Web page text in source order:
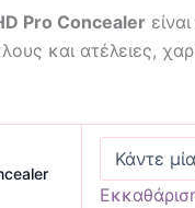
Pro Concealer
και ατέλειες,